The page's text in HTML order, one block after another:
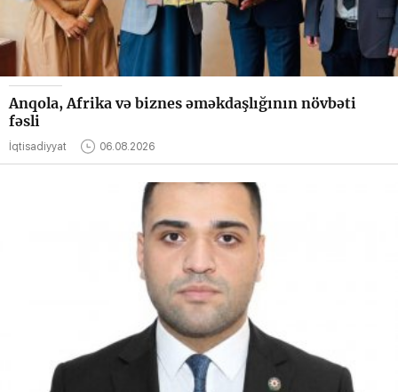
Anqola, Afrika və biznes əməkdaşlığının növbəti
fəsli
İqtisadiyyat 06.08.2026